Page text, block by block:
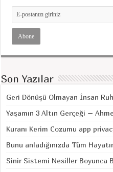
Son Yazılar
Geri Dönüşü Olmayan İnsan
Yaşamın 3 Altın Gerçeği –
Kuranı Kerim Cozumu app
Bunu anladığınızda Tüm
Sinir Sistemi Nesiller Boyunca